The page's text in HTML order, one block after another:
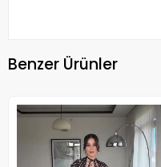
Benzer Ürünler